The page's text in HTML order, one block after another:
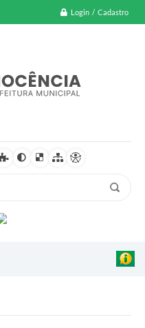
Login / Cadastro